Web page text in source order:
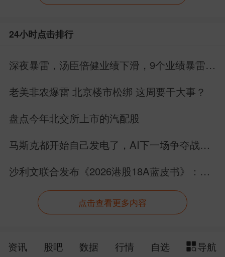
24小时点击排行
深夜暴雷，汤臣倍健业绩下滑，9个业绩暴雷，
老美非农爆雷 北京楼市松绑 这周要干大事？
盘点今年北交所上市的汽配股
马斯克都开始自己发电了，AI下一场争夺战还
沙利文联合发布《2026港股18A蓝皮书》：生
点击查看更多内容
资讯 股吧 数据 行情 自选 导航